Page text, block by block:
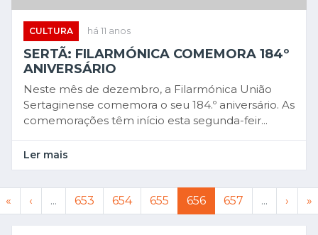
CULTURA há 11 anos
SERTÃ: FILARMÓNICA COMEMORA 184º
ANIVERSÁRIO
Neste mês de dezembro, a Filarmónica União
Sertaginense comemora o seu 184.º aniversário. As
comemorações têm início esta segunda-feir...
Ler mais
« ‹ ... 653 654 655 656 657 ... › »